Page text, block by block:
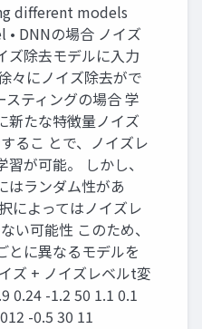
different models
• DNNの場合 ノイズ
ズ除去モデルに⼊⼒
々にノイズ除去がで
スティングの場合 学
新たな特徴量ノイズ
るこ とで、ノイズレ
が可能。 しかし、
はランダム性があ
によってはノイズレ
い可能性 このため、
とに異なるモデルを
ズ + ノイズレベルt変
0.24 -1.2 50 1.1 0.1
-0.5 30 11